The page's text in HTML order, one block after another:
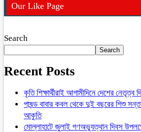
Our Like Page
Search
Search
Recent Posts
কৃতি শিক্ষার্থীরাই আগামীদিনে দেশের
পাষন্ড বাবার কবল থেকে দুই বছরের শিশু
আকুতি
মোল্লাহাটে জুলাই গণঅভ্যুত্থান দিবস